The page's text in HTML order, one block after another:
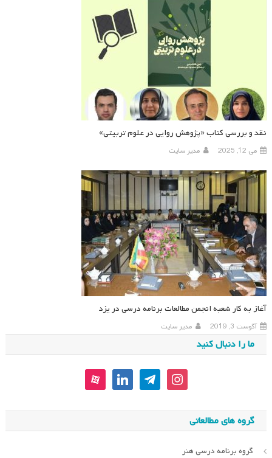
نقد و بررسی کتاب «پژوهش روایی در علوم تربیتی»
می 12, 2025 مدیر سایت
آغاز به کار شعبه انجمن مطالعات برنامه درسی در یزد
آگوست 3, 2019 مدیر سایت
ما را دنبال کنید
instagram
telegram
linkedin
aparat
گروه های مطالعاتی
گروه برنامه درسی هنر